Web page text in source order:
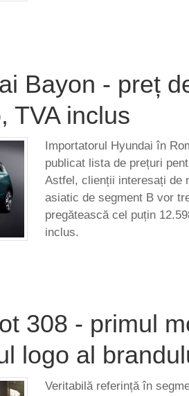
Bayon - preț
TVA inclus
Importatorul Hyundai în
publicat lista de prețuri
Astfel, clienții interesați de
asiatic de segment B vor
pregătească cel puțin
inclus.
308 - primul
logo al
Veritabilă referință în